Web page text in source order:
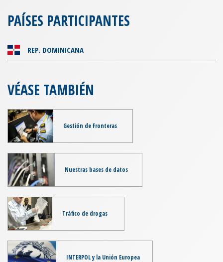
PAÍSES PARTICIPANTES
REP. DOMINICANA
VÉASE TAMBIÉN
Gestión de Fronteras
Nuestras bases de datos
Tráfico de drogas
INTERPOL y la Unión Europea